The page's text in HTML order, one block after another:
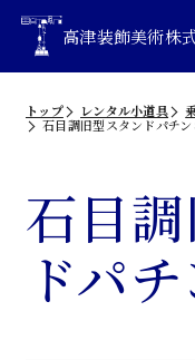
高津装飾美術株
トップ レンタル小道具
石目調旧型スタンドパチン
石目
ドパ